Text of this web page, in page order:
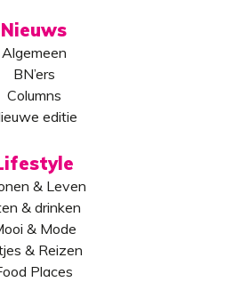
Nieuws
Algemeen
BN’ers
Columns
editie
& Leven
& drinken
& Mode
& Reizen
Places